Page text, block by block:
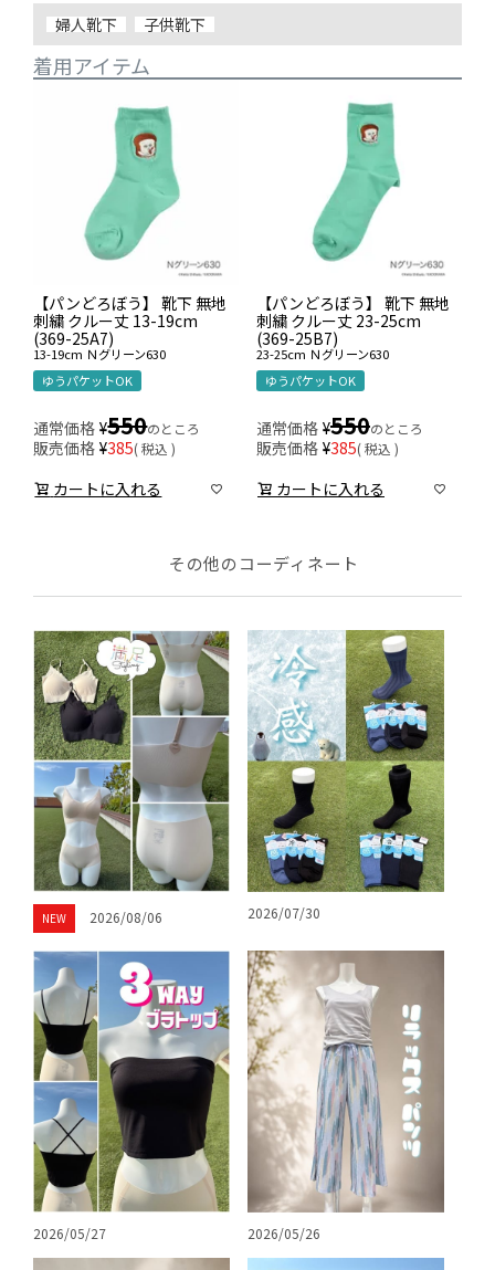
婦人靴下
子供靴下
着用アイテム
【パンどろぼう】 靴下 無地
刺繍 クルー丈 13-19cm
(369-25A7)
13-19cm Ｎグリーン630
ゆうパケットOK
通常価格 ¥550のところ
販売価格 ¥385 税込
カートに入れる
【パンどろぼう】 靴下 無地
刺繍 クルー丈 23-25cm
(369-25B7)
23-25cm Ｎグリーン630
ゆうパケットOK
通常価格 ¥550のところ
販売価格 ¥385 税込
カートに入れる
その他のコーディネート
NEW 2026/08/06 2026/07/30
2026/05/27 2026/05/26